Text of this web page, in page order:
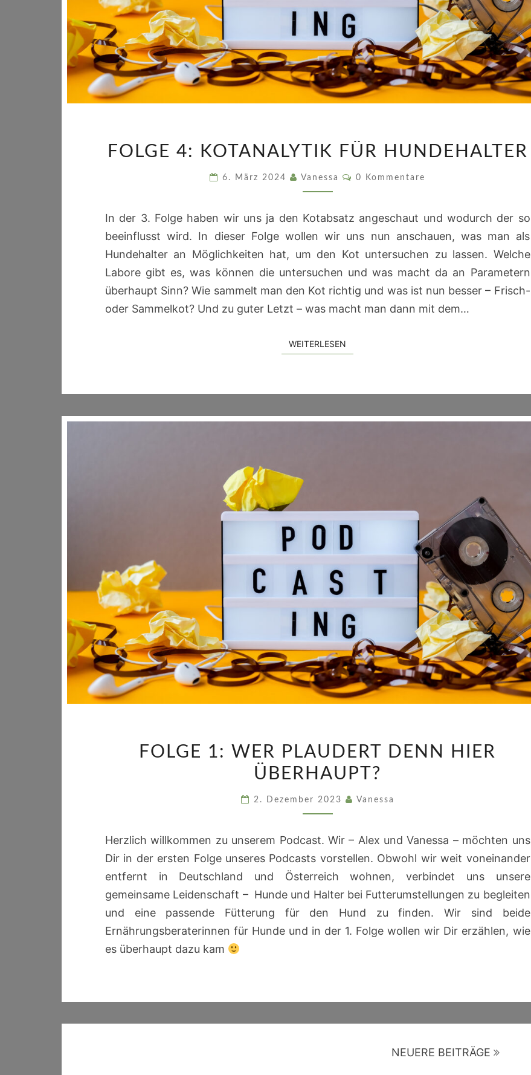
4:
KOTANALYTIK
FÜR
FOLGE 4: KOTANALYTIK FÜR HUNDEHALTER
6. März 2024 Vanessa Kommentare
0 Kommentare
In der 3. Folge haben wir uns ja den Kotabsatz angeschaut und wodurch der so
beeinflusst wird. In dieser Folge wollen wir uns nun anschauen, was man als
Hundehalter an Möglichkeiten hat, um den Kot untersuchen zu lassen. Welche
Labore gibt es, was können die untersuchen und was macht da an Parametern
überhaupt Sinn? Wie sammelt man den Kot richtig und was ist nun besser – Frisch-
oder Sammelkot? Und zu guter Letzt – was macht man dann mit dem…
WEITERLESEN
1:
WER
ÜBERHAUPT?
FOLGE 1: WER PLAUDERT DENN HIER
ÜBERHAUPT?
2. Dezember 2023 Vanessa
Herzlich willkommen zu unserem Podcast. Wir – Alex und Vanessa – möchten uns
Dir in der ersten Folge unseres Podcasts vorstellen. Obwohl wir weit voneinander
entfernt in Deutschland und Österreich wohnen, verbindet uns unsere
gemeinsame Leidenschaft – Hunde und Halter bei Futterumstellungen zu begleiten
und eine passende Fütterung für den Hund zu finden. Wir sind beide
Ernährungsberaterinnen für Hunde und in der 1. Folge wollen wir Dir erzählen, wie
es überhaupt dazu kam
NEUERE BEITRÄGE